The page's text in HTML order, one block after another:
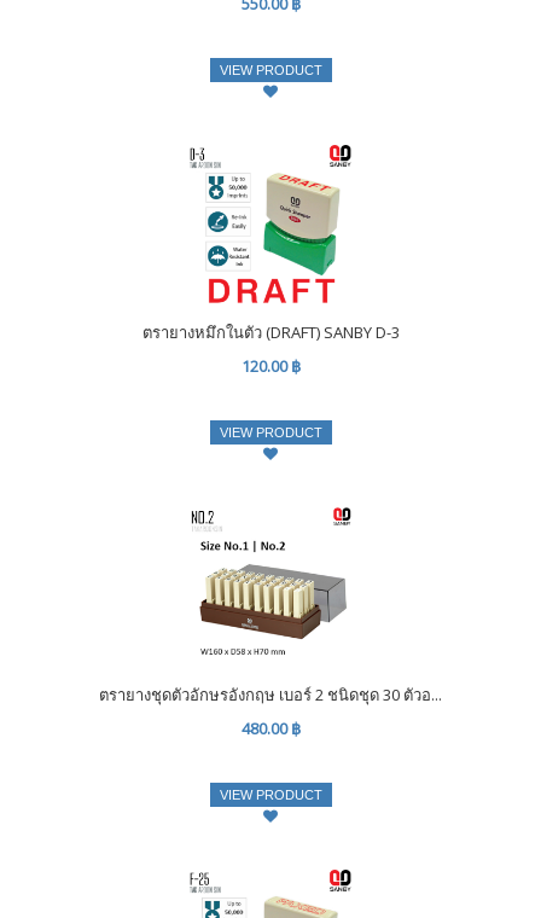
VIEW PRODUCT
ตรายางหมึกในตัว (DRAFT) SANBY D-3
120.00 ฿
VIEW PRODUCT
ตรายางชุดตัวอักษรอังกฤษ เบอร์ 2 ชนิดชุด 30 ตัวอ...
480.00 ฿
VIEW PRODUCT